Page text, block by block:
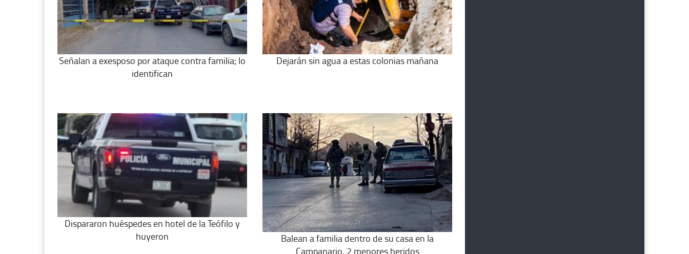
Señalan a exesposo por ataque contra familia; lo
identifican
Dejarán sin agua a estas colonias mañana
Dispararon huéspedes en hotel de la Teófilo y
huyeron
Balean a familia dentro de su casa en la
Campanario, 2 menores heridos